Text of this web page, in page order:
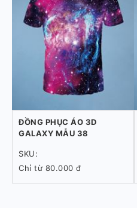
ĐỒNG PHỤC ÁO 3D
GALAXY MẪU 38
SKU:
Chỉ từ 80.000 đ